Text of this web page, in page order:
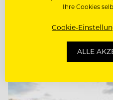
COMMIS DE RANG
Ihre Cookies
Cookie-
ALLE